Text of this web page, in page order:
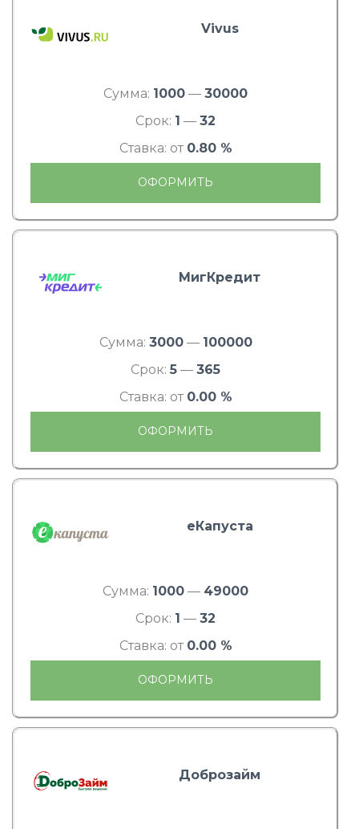
Vivus
Сумма: 1000 — 30000
Срок: 1 — 32
Ставка: от 0.80 %
ОФОРМИТЬ
МигКредит
Сумма: 3000— 100000
Срок: 5 — 365
Ставка: от 0.00 %
ОФОРМИТЬ
еКапуста
Сумма: 1000 — 49000
Срок: 1 — 32
Ставка: от 0.00 %
ОФОРМИТЬ
Доброзайм